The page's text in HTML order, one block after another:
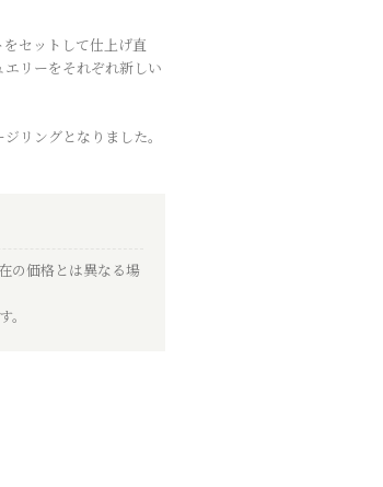
セットして仕上げ直
リーをそれぞれ新しい
リングとなりました。
の価格とは異なる場